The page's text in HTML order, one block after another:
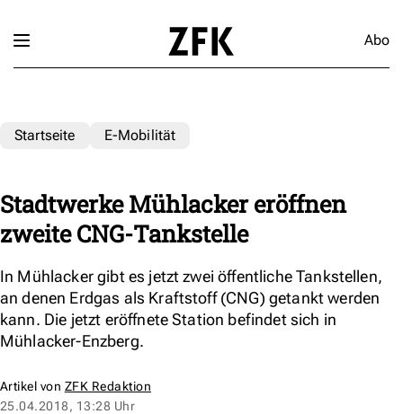
Abo
Startseite E-Mobilität
Stadtwerke Mühlacker eröffnen
zweite CNG-Tankstelle
In Mühlacker gibt es jetzt zwei öffentliche Tankstellen,
an denen Erdgas als Kraftstoff (CNG) getankt werden
kann. Die jetzt eröffnete Station befindet sich in
Mühlacker-Enzberg.
Artikel von ZFK Redaktion
25.04.2018, 13:28 Uhr